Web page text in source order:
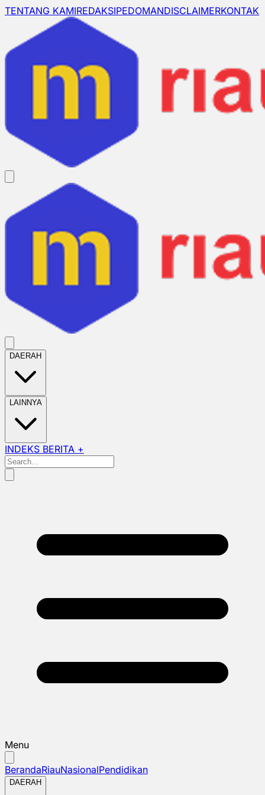
TENTANG KAMIREDAKSIPEDOMANDISCLAIMERKONTAK
DAERAH
LAINNYA
INDEKS BERITA +
Menu
BerandaRiauNasionalPendidikan
DAERAH